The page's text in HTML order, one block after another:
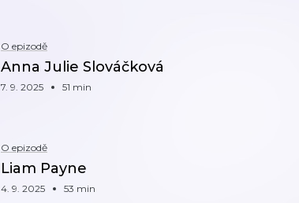
O epizodě
Anna Julie Slováčková
7. 9. 2025 51 min
O epizodě
Liam Payne
4. 9. 2025 53 min